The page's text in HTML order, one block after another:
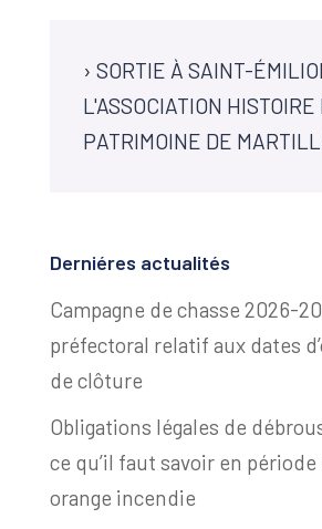
› SORTIE À SAINT-
L'ASSOCIATION HISTOIRE
PATRIMOINE DE
Derniéres actualités
Campagne de chasse 2026-
préfectoral relatif aux dates
de clôture
Obligations légales de
ce qu’il faut savoir en
orange incendie